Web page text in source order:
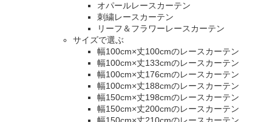
オパールレースカーテン
刺繍レースカーテン
リーフ＆フラワーレースカーテン
サイズで選ぶ
幅100cm×丈100cmのレースカーテン
幅100cm×丈133cmのレースカーテン
幅100cm×丈176cmのレースカーテン
幅100cm×丈188cmのレースカーテン
幅150cm×丈198cmのレースカーテン
幅150cm×丈200cmのレースカーテン